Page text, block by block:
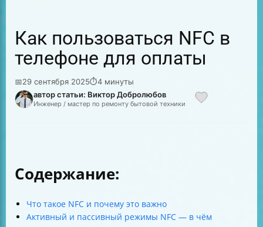
Как пользоваться NFC в
телефоне для оплаты
📅29 сентября 2025⏱4 минуты
автор статьи: Виктор Добролюбов
Инженер / мастер по ремонту бытовой техники
Содержание:
Что такое NFC и почему это важно
Активный и пассивный режимы NFC — в чём